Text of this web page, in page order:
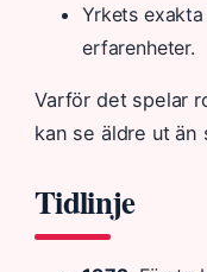
Yrkets
erfarenheter.
Varför det spelar
kan se äldre ut än
Tidlinje